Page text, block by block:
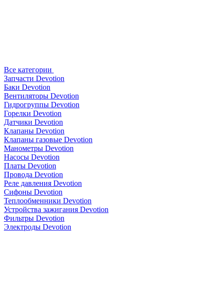
Все категории
Запчасти Devotion
Баки Devotion
Вентиляторы Devotion
Гидрогруппы Devotion
Горелки Devotion
Датчики Devotion
Клапаны Devotion
Клапаны газовые Devotion
Манометры Devotion
Насосы Devotion
Платы Devotion
Провода Devotion
Реле давления Devotion
Сифоны Devotion
Теплообменники Devotion
Устройства зажигания Devotion
Фильтры Devotion
Электроды Devotion